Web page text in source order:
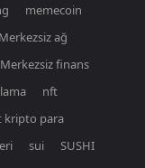
memecoin
Merkezsiz ağ
Merkezsiz finans
nft
kripto para
sui
SUSHI